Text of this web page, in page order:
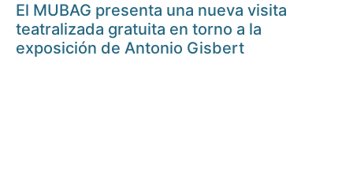
El MUBAG presenta una nueva visita
teatralizada gratuita en torno a la
exposición de Antonio Gisbert